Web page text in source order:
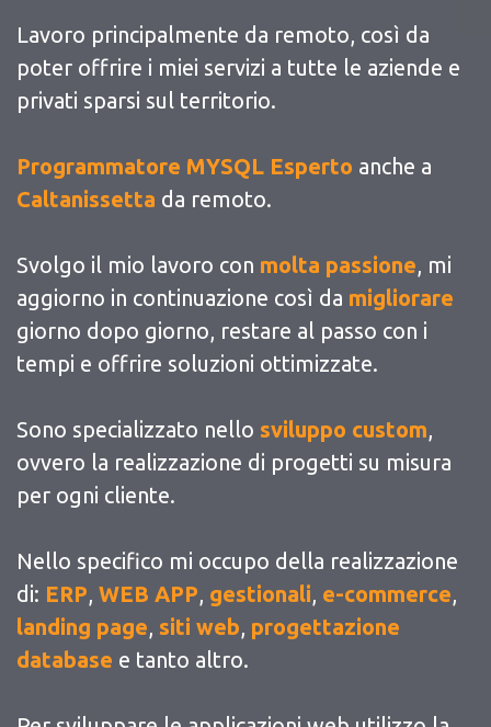
Lavoro principalmente da remoto, così da
poter offrire i miei servizi a tutte le aziende e
privati sparsi sul territorio.
Programmatore MYSQL Esperto anche a
Caltanissetta da remoto.
Svolgo il mio lavoro con molta passione, mi
aggiorno in continuazione così da migliorare
giorno dopo giorno, restare al passo con i
tempi e offrire soluzioni ottimizzate.
Sono specializzato nello sviluppo custom,
ovvero la realizzazione di progetti su misura
per ogni cliente.
Nello specifico mi occupo della realizzazione
di: ERP, WEB APP, gestionali, e-commerce,
landing page, siti web, progettazione
database e tanto altro.